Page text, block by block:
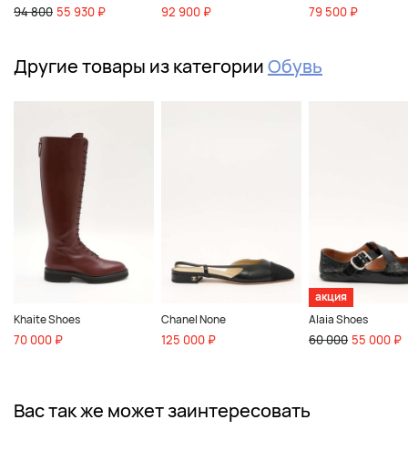
94 800 55 930 ₽ 92 900 ₽ 79 500 ₽
Другие товары из категорииОбувь
Khaite Shoes
70 000 ₽
Chanel None
125 000 ₽
акция
Alaia Shoes
60 000 55 000 ₽
Вас так же может заинтересовать